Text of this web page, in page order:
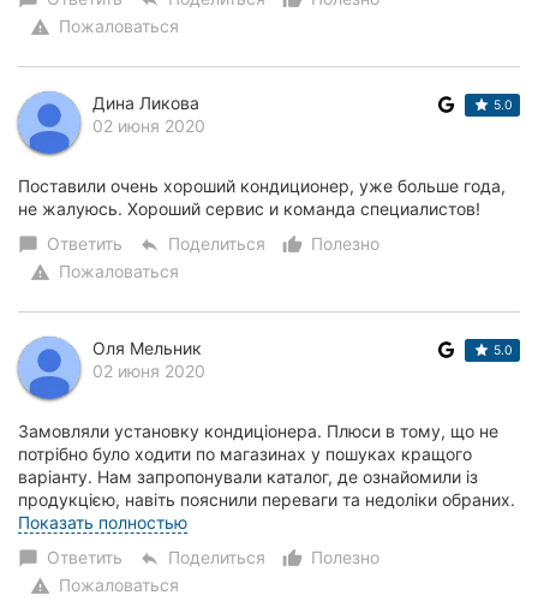
warning Пожаловаться
Дина Ликова
02 июня 2020
5.0
Поставили очень хороший кондиционер, уже больше года,
не жалуюсь. Хороший сервис и команда специалистов!
chat_bubble Ответить reply Поделиться thumb_up_alt
Полезно
warning Пожаловаться
Оля Мельник
02 июня 2020
5.0
Замовляли установку кондиціонера. Плюси в тому, що не
потрібно було ходити по магазинах у пошуках кращого
варіанту. Нам запропонували каталог, де ознайомили із
продукцією, навіть пояснили переваги та недоліки обраних.
Після владнання усіх деталей наш...
Показать полностью
chat_bubble Ответить reply Поделиться thumb_up_alt
Полезно
warning Пожаловаться